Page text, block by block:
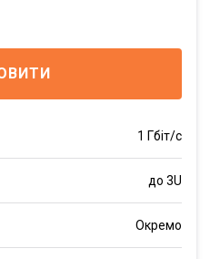
1 Гбіт/с
до 3U
Окремо